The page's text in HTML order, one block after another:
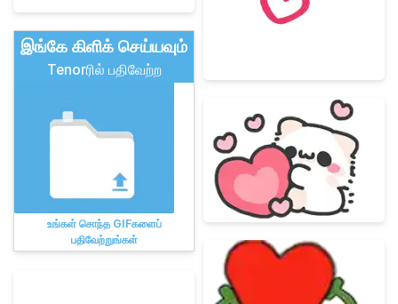
இங்கே கிளிக் செய்யவும்
Tenorரில் பதிவேற்ற
உங்கள் சொந்த GIFகளைப்
பதிவேற்றுங்கள்